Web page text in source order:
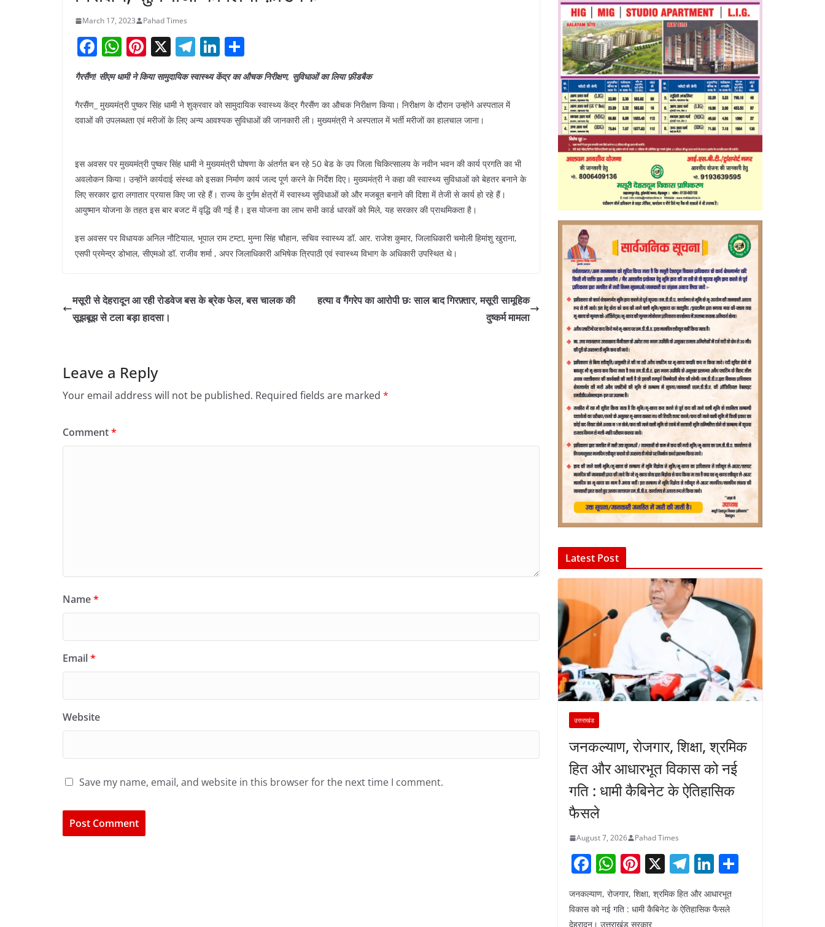
March 17, 2023 Pahad Times
F
a
c
e
b
o
k
W
h
at
s
A
p
Pi
er
e
st
X T
e
gr
a
Li
n
k
e
dI
h
ar
e
गैरसैंण! सीएम धामी ने किया सामुदायिक स्वास्थ्य केंद्र का औचक निरीक्षण, सुविधाओं का लिया फ़ीडबैक
गैरसैंण_ मुख्यमंत्री पुष्कर सिंह धामी ने शुक्रवार को सामुदायिक स्वास्थ्य केंद्र गैरसैंण का औचक निरीक्षण किया। निरीक्षण के दौरान उन्होंने अस्पताल में
दवाओं की उपलब्धता एवं मरीजों के लिए अन्य आवश्यक सुविधाओं की जानकारी ली। मुख्यमंत्री ने अस्पताल में भर्ती मरीजों का हालचाल जाना।
इस अवसर पर मुख्यमंत्री पुष्कर सिंह धामी ने मुख्यमंत्री घोषणा के अंतर्गत बन रहे 50 बेड के उप जिला चिकित्सालय के नवीन भवन की कार्य प्रगति का भी
अवलोकन किया। उन्होंने कार्यदाई संस्था को इसका निर्माण कार्य जल्द पूर्ण करने के निर्देश दिए। मुख्यमंत्री ने कहा की स्वास्थ्य सुविधाओं को बेहतर बनाने के
लिए सरकार द्वारा लगातार प्रयास किए जा रहे हैं। राज्य के दुर्गम क्षेत्रों में स्वास्थ्य सुविधाओं को और मजबूत बनाने की दिशा में तेजी से कार्य हो रहे हैं।
आयुष्मान योजना के तहत इस बार बजट में वृद्धि की गई है। इस योजना का लाभ सभी कार्ड धारकों को मिले, यह सरकार की प्राथमिकता है।
इस अवसर पर विधायक अनिल नौटियाल, भूपाल राम टम्टा, मुन्ना सिंह चौहान, सचिव स्वास्थ्य डॉ. आर. राजेश कुमार, जिलाधिकारी चमोली हिमांशु खुराना,
एसपी प्रमेन्द्र डोभाल, सीएमओ डॉ. राजीव शर्मा , अपर जिलाधिकारी अभिषेक त्रिपाठी एवं स्वास्थ्य विभाग के अधिकारी उपस्थित थे।
मसूरी से देहरादून आ रही रोडवेज बस के ब्रेक फेल, बस चालक की
सूझबूझ से टला बड़ा हादसा।
हत्या व गैंगरेप का आरोपी छः साल बाद गिरफ़्तार, मसूरी सामूहिक
दुष्कर्म मामला
Leave a Reply
Your email address will not be published. Required fields are marked *
Comment*
Name*
Email*
Website
Save my name, email, and website in this browser for the next time I comment.
Latest Post
उत्तराखंड
जनकल्याण, रोजगार, शिक्षा, श्रमिक
हित और आधारभूत विकास को नई
गति : धामी कैबिनेट के ऐतिहासिक
फैसले
August 7, 2026 Pahad Times
F
c
W
at
Pi
er
X T
el
e
Li
k
जनकल्याण, रोजगार, शिक्षा, श्रमिक हित और आधारभूत
विकास को नई गति : धामी कैबिनेट के ऐतिहासिक फैसले
देहरादून। उत्तराखंड सरकार